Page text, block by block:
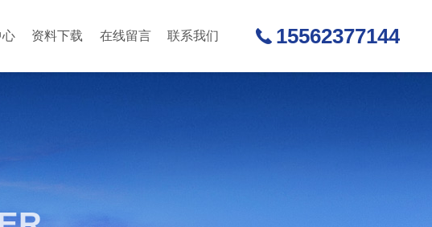
心 资料下载 在线留言 联系我们 15562377144